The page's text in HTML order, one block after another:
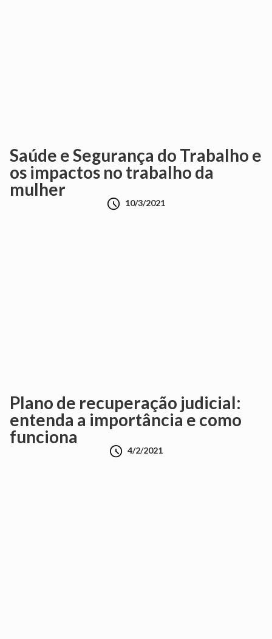
Saúde e Segurança do Trabalho e
os impactos no trabalho da
mulher
 10/3/2021
Plano de recuperação judicial:
entenda a importância e como
funciona
 4/2/2021